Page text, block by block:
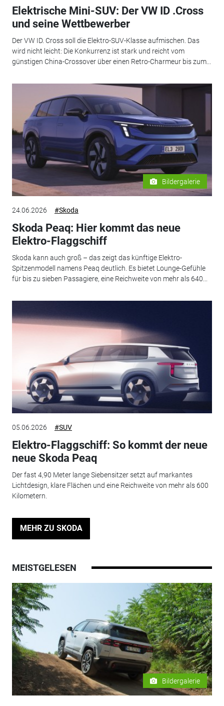
Elektrische Mini-SUV: Der VW ID .Cross
und seine Wettbewerber
Der VW ID. Cross soll die Elektro-SUV-Klasse aufmischen. Das
wird nicht leicht: Die Konkurrenz ist stark und reicht vom
günstigen China-Crossover über einen Retro-Charmeur bis zum...
Bildergalerie
24.06.2026 #Skoda
Skoda Peaq: Hier kommt das neue
Elektro-Flaggschiff
Skoda kann auch groß – das zeigt das künftige Elektro-
Spitzenmodell namens Peaq deutlich. Es bietet Lounge-Gefühle
für bis zu sieben Passagiere, eine Reichweite von mehr als 640...
05.06.2026 #SUV
Elektro-Flaggschiff: So kommt der neue
neue Skoda Peaq
Der fast 4,90 Meter lange Siebensitzer setzt auf markantes
Lichtdesign, klare Flächen und eine Reichweite von mehr als 600
Kilometern.
MEHR ZU SKODA
MEISTGELESEN
Bildergalerie